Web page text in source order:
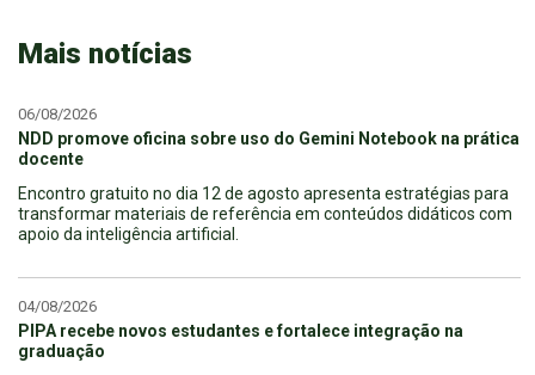
Mais notícias
06/08/2026
NDD promove oficina sobre uso do Gemini Notebook na prática
docente
Encontro gratuito no dia 12 de agosto apresenta estratégias para
transformar materiais de referência em conteúdos didáticos com
apoio da inteligência artificial.
04/08/2026
PIPA recebe novos estudantes e fortalece integração na
graduação